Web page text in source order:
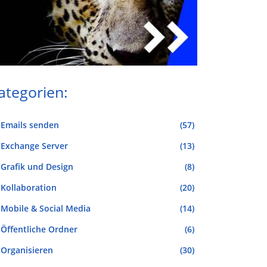
Emails senden
(57)
Exchange Server
(13)
Grafik und Design
(8)
Kollaboration
(20)
Mobile & Social Media
(14)
Öffentliche Ordner
(6)
Organisieren
(30)